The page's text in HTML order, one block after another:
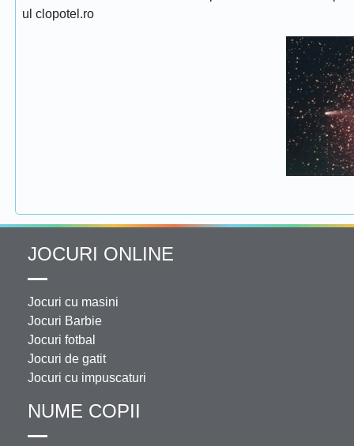
ul clopotel.ro
JOCURI ONLINE
Jocuri cu masini
Jocuri Barbie
Jocuri fotbal
Jocuri de gatit
Jocuri cu impuscaturi
NUME COPII